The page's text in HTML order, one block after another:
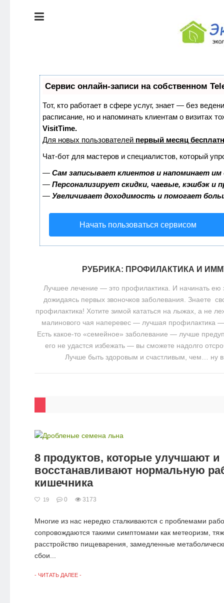
СТИЛЬ
ЭКОЛОГИЯ
ДОМА
КРАСОТА И
ЗДОРОВЬЕ
ПИТАНИЕ
НОВОСТИ
Сервис онлайн-записи на собственном
Тот, кто работает в сфере услуг, знает — без
расписание, но и напоминать клиентам о
VisitTime.
Для новых пользователей первый месяц
Чат-бот для мастеров и специалистов, который
— Сам записывает клиентов и напоминает им
— Персонализирует скидки, чаевые, кэшбэк и
— Увеличивает доходимость и помогает
Начать пользоваться сервисом
РУБРИКА: ПРОФИЛАКТИКА И
Лучшее лечение — это профилактика. И начинать ею
дожидаясь первых звоночков заболевания. Знаете
профилактика! Хотите зимой кататься на лыжах, а не
малинового чая наперевес — лучшая профилактика
Есть какое-то «семейное» заболевание — лучше
его не удастся избежать — вы сможете надолго
Лучше быть здоровым и счастливым, чем… ну
8 продуктов, которые улучшают и
восстанавливают нормальную
кишечника
19 0 3173
Многие из нас нередко сталкиваются с проблемами
сопровождаются такими симптомами как метеоризм,
расстройство пищеварения, замедленные
сбои...
- ЧИТАТЬ ДАЛЕЕ -